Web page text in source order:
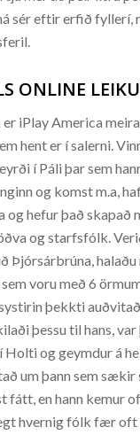
sér eftir erfið fyllerí,
ONLINE
iPlay America
hent er í salerni.
í Páli þar sem
og komst m.a,
og hefur það skapað
og starfsfólk.
Þjórsárbrúna, halaðu
voru með 6
þekkti
þessu til hans,
Holti og geymdur á
um þann sem sækir
fátt, en hann kemur
hvernig fólk fær oft